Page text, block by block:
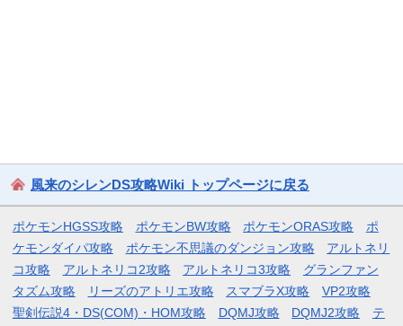
風来のシレンDS攻略Wiki トップページに戻る
ポケモンHGSS攻略 ポケモンBW攻略 ポケモンORAS攻略
ポ
ケモンダイパ攻略
ポケモン不思議のダンジョン攻略
アルトネリ
コ攻略
アルトネリコ2攻略 アルトネリコ3攻略
グランファン
タズム攻略
リーズのアトリエ攻略 スマブラX攻略
VP2攻略
聖剣伝説4・DS(COM)・HOM攻略
DQMJ攻略 DQMJ2攻略 テ